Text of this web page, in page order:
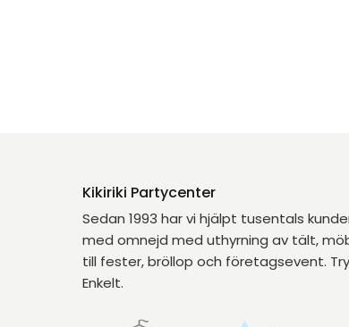
Kikiriki Partycenter
Sedan 1993 har vi hjälpt tusentals
med omnejd med uthyrning av tält,
till fester, bröllop och företagsevent.
Enkelt.